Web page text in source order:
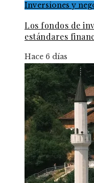
Inversiones y
Los fondos de
estándares
Hace 6 días